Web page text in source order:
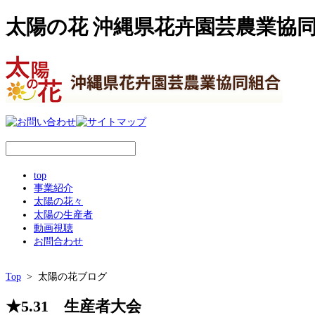
太陽の花 沖縄県花卉園芸農業協
top
事業紹介
太陽の花々
太陽の生産者
動画視聴
お問合わせ
Top > 太陽の花ブログ
★5.31 生産者大会